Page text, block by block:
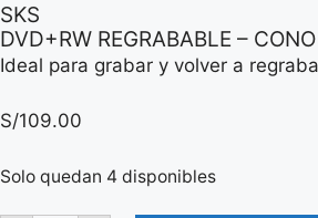
SKS
DVD+RW REGRABABLE –
Ideal para grabar y volver a
S/109.00
Solo quedan 4 disponibles